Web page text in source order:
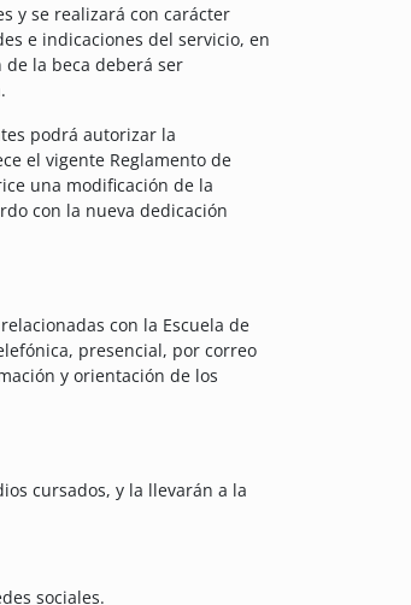
y se realizará con carácter
e indicaciones del servicio, en
la beca deberá ser
podrá autorizar la
el vigente Reglamento de
una modificación de la
con la nueva dedicación
con la Escuela de
presencial, por correo
y orientación de los
cursados, y la llevarán a la
sociales.